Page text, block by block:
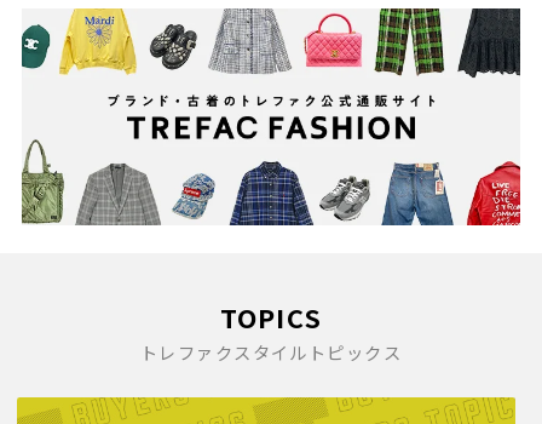
TOPICS
トレファクスタイルトピックス